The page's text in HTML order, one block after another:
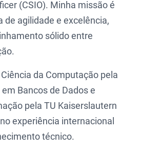
(CSIO). Minha missão é
de agilidade e excelência,
sólido entre
da Computação pela
Bancos de Dados e
pela TU Kaiserslautern
experiência internacional
técnico.